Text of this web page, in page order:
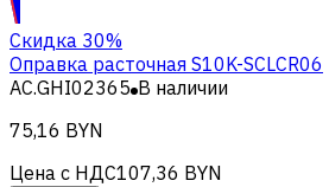
Скидка 30%
Оправка расточная S10K-SCLCR06
AC.GHI02365 В наличии
75,16 BYN
Цена с НДС107,36 BYN